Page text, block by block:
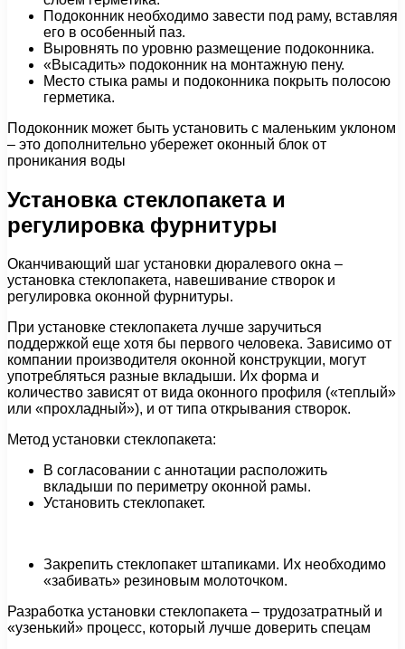
Подоконник необходимо завести под раму, вставляя
его в особенный паз.
Выровнять по уровню размещение подоконника.
«Высадить» подоконник на монтажную пену.
Место стыка рамы и подоконника покрыть полосою
герметика.
Подоконник может быть установить с маленьким уклоном
– это дополнительно убережет оконный блок от
проникания воды
Установка стеклопакета и
регулировка фурнитуры
Оканчивающий шаг установки дюралевого окна –
установка стеклопакета, навешивание створок и
регулировка оконной фурнитуры.
При установке стеклопакета лучше заручиться
поддержкой еще хотя бы первого человека. Зависимо от
компании производителя оконной конструкции, могут
употребляться разные вкладыши. Их форма и
количество зависят от вида оконного профиля («теплый»
или «прохладный»), и от типа открывания створок.
Метод установки стеклопакета:
В согласовании с аннотации расположить
вкладыши по периметру оконной рамы.
Установить стеклопакет.
Закрепить стеклопакет штапиками. Их необходимо
«забивать» резиновым молоточком.
Разработка установки стеклопакета – трудозатратный и
«узенький» процесс, который лучше доверить спецам